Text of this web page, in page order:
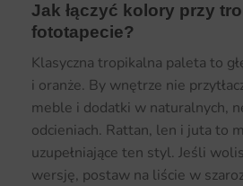
Jak łączyć kolory przy
fototapecie?
Klasyczna tropikalna paleta to
i oranże. By wnętrze nie
meble i dodatki w naturalnych,
odcieniach. Rattan, len i juta to
uzupełniające ten styl. Jeśli
wersję, postaw na liście w